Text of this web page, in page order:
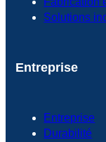
Solutions
Entreprise
Entreprise
Durabilité